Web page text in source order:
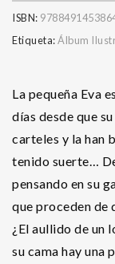
ISBN:
Etiqueta:Álbum
La pequeña Eva
días desde que
carteles y la han
tenido suerte…
pensando en su
que proceden de
¿El aullido de un
su cama hay una